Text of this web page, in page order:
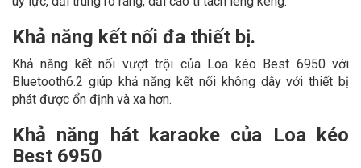
Khả năng kết nối đa thiết bị.
Khả năng kết nối vượt trội của Loa kéo Best 6950 với
Bluetooth6.2 giúp khả năng kết nối không dây với thiết bị
phát được ổn định và xa hơn.
Khả năng hát karaoke của Loa kéo
Best 6950